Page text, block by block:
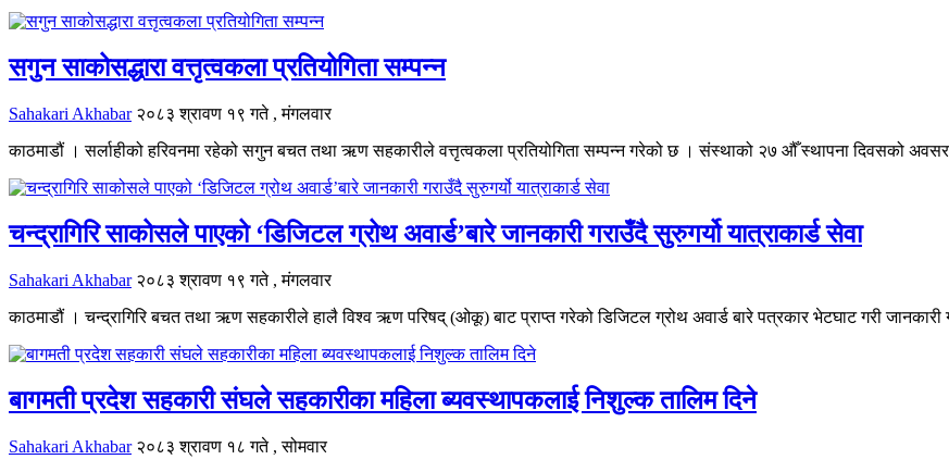
सगुन साकोसद्धारा वत्तृत्वकला प्रतियोगिता सम्पन्न
Sahakari Akhabar २०८३ श्रावण १९ गते , मंगलवार
काठमाडौं । सर्लाहीको हरिवनमा रहेको सगुन बचत तथा ऋण सहकारीले वत्तृत्वकला प्रतियोगिता सम्पन्न गरेको छ । संस्थाको २७ औँ स्थापना दिवसको
चन्द्रागिरि साकोसले पाएको ‘डिजिटल ग्रोथ अवार्ड’बारे जानकारी गराउँदै सुरुगर्यो यात्राकार्ड सेवा
Sahakari Akhabar २०८३ श्रावण १९ गते , मंगलवार
काठमाडौं । चन्द्रागिरि बचत तथा ऋण सहकारीले हालै विश्व ऋण परिषद् (ओकू) बाट प्राप्त गरेको डिजिटल ग्रोथ अवार्ड बारे पत्रकार भेटघाट गरी
बागमती प्रदेश सहकारी संघले सहकारीका महिला ब्यवस्थापकलाई निशुल्क तालिम दिने
Sahakari Akhabar २०८३ श्रावण १८ गते , सोमवार